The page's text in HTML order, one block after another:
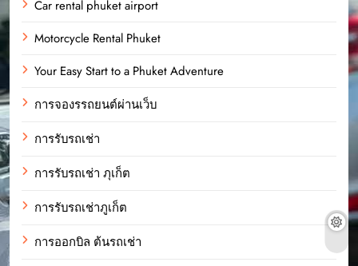
Car rental phuket airport
Motorcycle Rental Phuket
Your Easy Start to a Phuket Adventure
การจองรรถยนต์ผ่านเว็บ
การรับรถเช่า
การรับรถเช่า ภุเก็ต
การรับรถเช่าภูเก็ต
การออกบิล ต้นรถเช่า